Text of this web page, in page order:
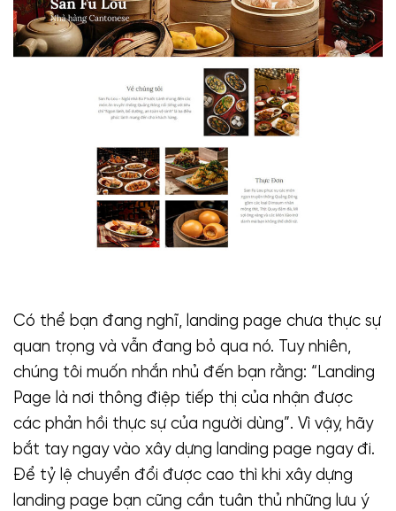
Có thể bạn đang nghĩ, landing page chưa thực sự
quan trọng và vẫn đang bỏ qua nó. Tuy nhiên,
chúng tôi muốn nhắn nhủ đến bạn rằng: “Landing
Page là nơi thông điệp tiếp thị của nhận được
các phản hồi thực sự của người dùng”. Vì vậy, hãy
bắt tay ngay vào xây dựng landing page ngay đi.
Để tỷ lệ chuyển đổi được cao thì khi xây dựng
landing page bạn cũng cần tuân thủ những lưu ý